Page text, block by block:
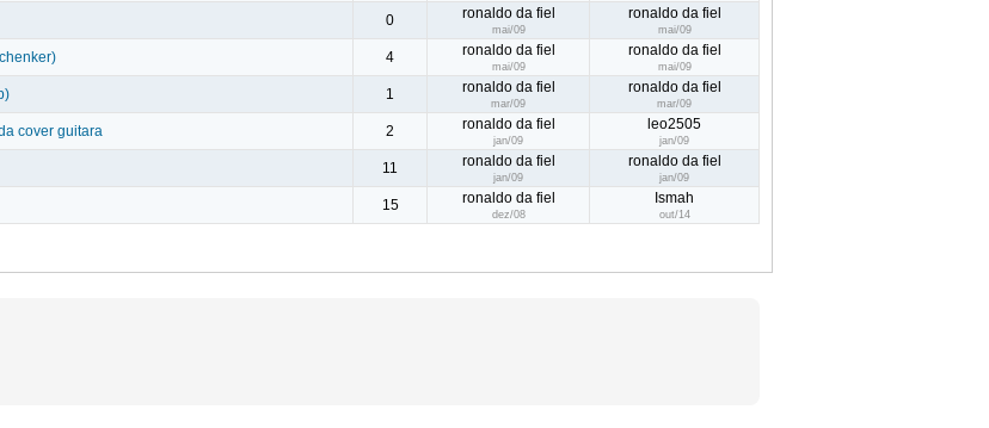
0 ronaldo da fiel
mai/09
ronaldo da fiel
mai/09
4 ronaldo da fiel
mai/09
ronaldo da fiel
mai/09
1 ronaldo da fiel
mar/09
ronaldo da fiel
mar/09
cover guitara 2 ronaldo da fiel
jan/09
leo2505
jan/09
11 ronaldo da fiel
jan/09
ronaldo da fiel
jan/09
15 ronaldo da fiel
dez/08
Ismah
out/14